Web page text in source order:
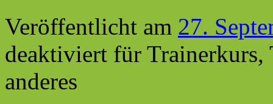
Veröffentlicht am 27.
deaktiviert für Trainerkurs,
anderes